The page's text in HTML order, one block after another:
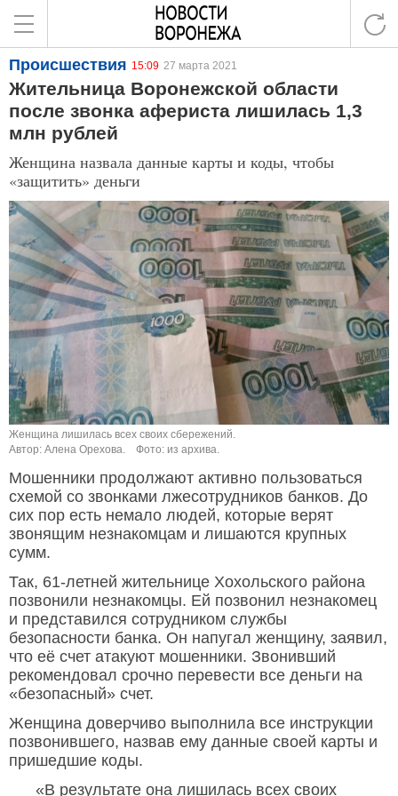
Происшествия 15:09 27 марта 2021
Жительница Воронежской области
после звонка афериста лишилась 1,3
млн рублей
Женщина назвала данные карты и коды, чтобы
«защитить» деньги
Женщина лишилась всех своих сбережений.
Автор: Алена Орехова.
Фото: из архива.
Мошенники продолжают активно пользоваться
схемой со звонками лжесотрудников банков. До
сих пор есть немало людей, которые верят
звонящим незнакомцам и лишаются крупных
сумм.
Так, 61-летней жительнице Хохольского района
позвонили незнакомцы. Ей позвонил незнакомец
и представился сотрудником службы
безопасности банка. Он напугал женщину, заявил,
что её счет атакуют мошенники. Звонивший
рекомендовал срочно перевести все деньги на
«безопасный» счет.
Женщина доверчиво выполнила все инструкции
позвонившего, назвав ему данные своей карты и
пришедшие коды.
«В результате она лишилась всех своих